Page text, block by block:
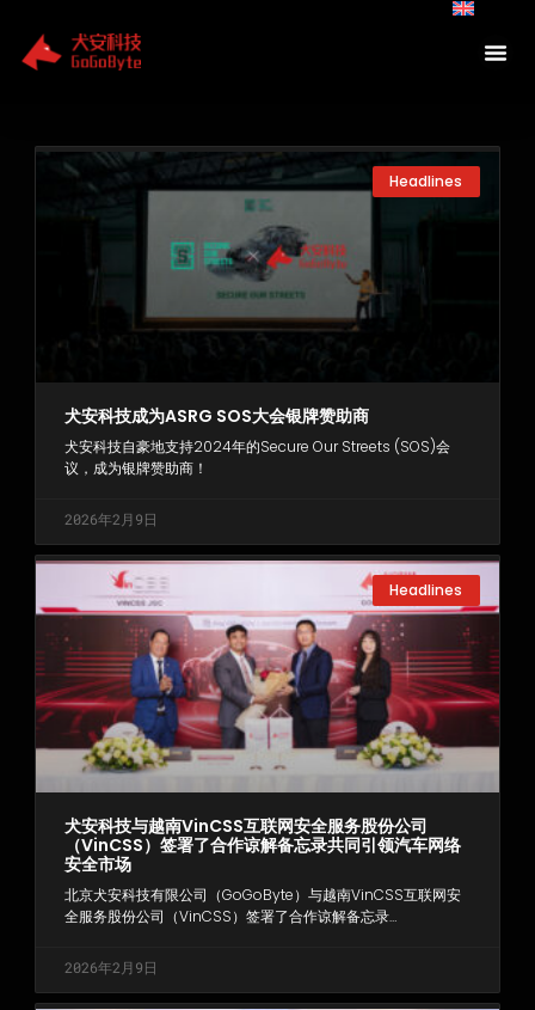
content
Headlines
犬安科技成为ASRG SOS大会银牌赞助商
犬安科技自豪地支持2024年的Secure Our Streets (SOS)会
议，成为银牌赞助商！
2026年2月9日
Headlines
犬安科技与越南VinCSS互联网安全服务股份公司
（VinCSS）签署了合作谅解备忘录共同引领汽车网络
安全市场
北京犬安科技有限公司（GoGoByte）与越南VinCSS互联网安
全服务股份公司（VinCSS）签署了合作谅解备忘录…
2026年2月9日
PagePagePage